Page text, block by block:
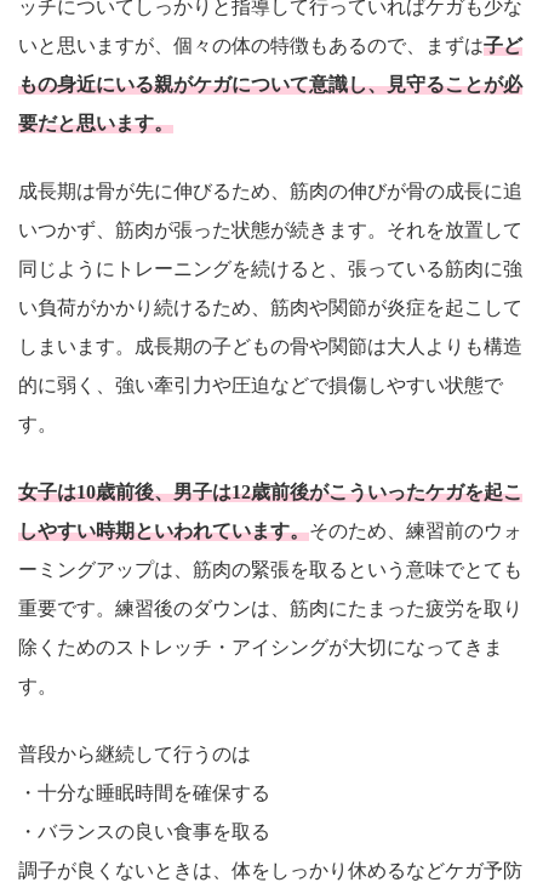
ッチについてしっかりと指導して行っていればケガも少な
いと思いますが、個々の体の特徴もあるので、まずは子ど
もの身近にいる親がケガについて意識し、見守ることが必
要だと思います。
成長期は骨が先に伸びるため、筋肉の伸びが骨の成長に追
いつかず、筋肉が張った状態が続きます。それを放置して
同じようにトレーニングを続けると、張っている筋肉に強
い負荷がかかり続けるため、筋肉や関節が炎症を起こして
しまいます。成長期の子どもの骨や関節は大人よりも構造
的に弱く、強い牽引力や圧迫などで損傷しやすい状態で
す。
女子は10歳前後、男子は12歳前後がこういったケガを起こ
しやすい時期といわれています。そのため、練習前のウォ
ーミングアップは、筋肉の緊張を取るという意味でとても
重要です。練習後のダウンは、筋肉にたまった疲労を取り
除くためのストレッチ・アイシングが大切になってきま
す。
普段から継続して行うのは
・十分な睡眠時間を確保する
・バランスの良い食事を取る
調子が良くないときは、体をしっかり休めるなどケガ予防